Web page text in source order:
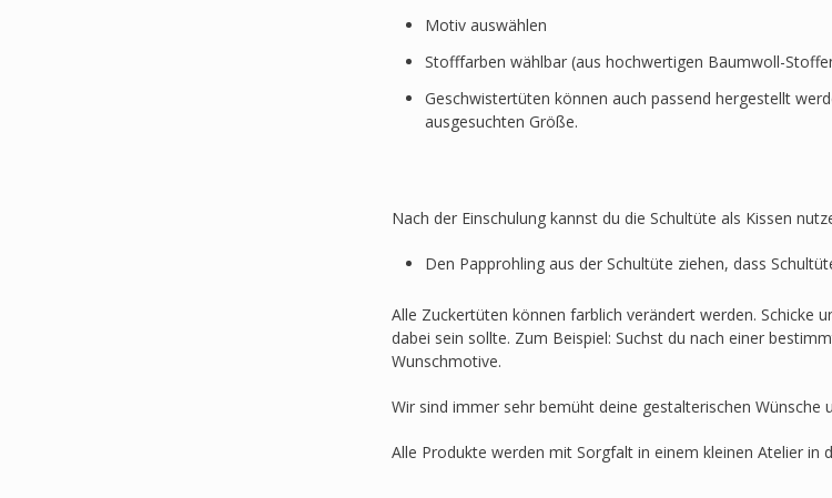
Motiv auswählen
Stofffarben wählbar (aus hochwertigen Baumwoll-
Geschwistertüten können auch passend hergestellt
ausgesuchten Größe.
Nach der Einschulung kannst du die Schultüte als Kissen
Den Papprohling aus der Schultüte ziehen, dass
Alle Zuckertüten können farblich verändert werden. Schicke
dabei sein sollte. Zum Beispiel: Suchst du nach einer
Wunschmotive.
Wir sind immer sehr bemüht deine gestalterischen Wünsche
Alle Produkte werden mit Sorgfalt in einem kleinen Atelier in